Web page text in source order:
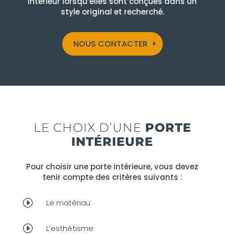
style original et recherché.
NOUS CONTACTER
LE CHOIX D’UNE PORTE
INTÉRIEURE
Pour choisir une porte intérieure, vous devez
tenir compte des critères suivants :
I Le matériau
I L’esthétisme